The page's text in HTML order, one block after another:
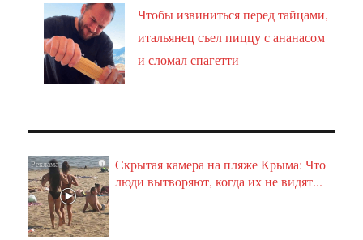
Чтобы извиниться перед тайцами,
итальянец съел пиццу с ананасом
и сломал спагетти
i
Скрытая камера на пляже Крыма: Что
люди вытворяют, когда их не видят...